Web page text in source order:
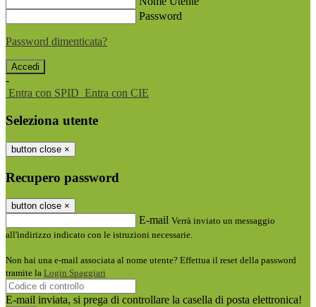
Password
Password dimenticata?
-
Entra con SPID Entra con CIE
Seleziona utente
button close ×
Recupero password
button close ×
E-mail Verrà inviato un messaggio
all'indirizzo indicato con le istruzioni necessarie.
Non hai una e-mail associata al nome utente? Effettua il reset della password
tramite la Login Spaggiari
E-mail inviata, si prega di controllare la casella di posta elettronica!